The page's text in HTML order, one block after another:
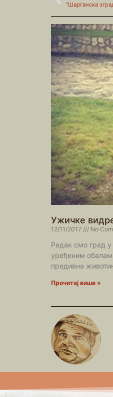
“Шарганска
Ужичке
12/11/2017 No
Редак смо град
уређеним
предивна
Прочитај више »